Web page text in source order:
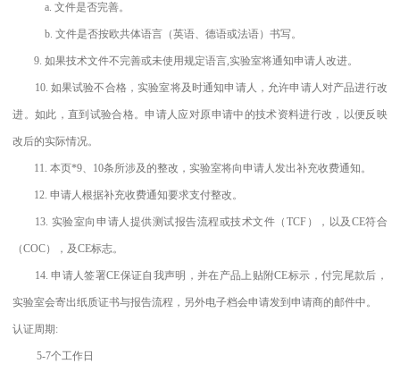
a. 文件是否完善。
b. 文件是否按欧共体语言（英语、德语或法语）书写。
9. 如果技术文件不完善或未使用规定语言,实验室将通知申请人改进。
10. 如果试验不合格，实验室将及时通知申请人，允许申请人对产品进行改
进。如此，直到试验合格。申请人应对原申请中的技术资料进行改，以便反映
改后的实际情况。
11. 本页*9、10条所涉及的整改，实验室将向申请人发出补充收费通知。
12. 申请人根据补充收费通知要求支付整改。
13. 实验室向申请人提供测试报告流程或技术文件（TCF），以及CE符合
（COC），及CE标志。
14. 申请人签署CE保证自我声明，并在产品上贴附CE标示，付完尾款后，
实验室会寄出纸质证书与报告流程，另外电子档会申请发到申请商的邮件中。
认证周期:
5-7个工作日